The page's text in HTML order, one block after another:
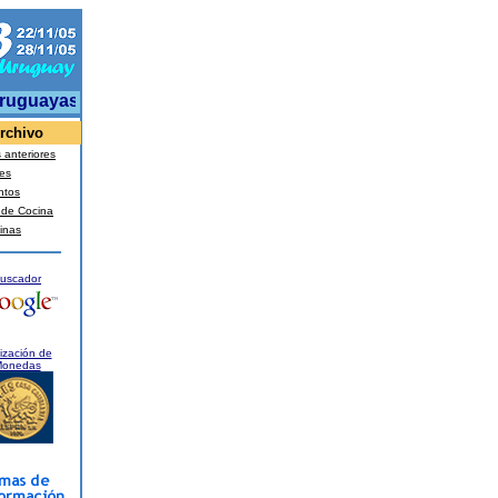
superarán este año los 3 mil millones de dólares,
anteriores
Cocina
de